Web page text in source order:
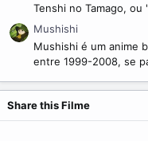
Tenshi no Tamago, ou
Mushishi
Mushishi é um anime
entre 1999-2008, se
Share this Filme